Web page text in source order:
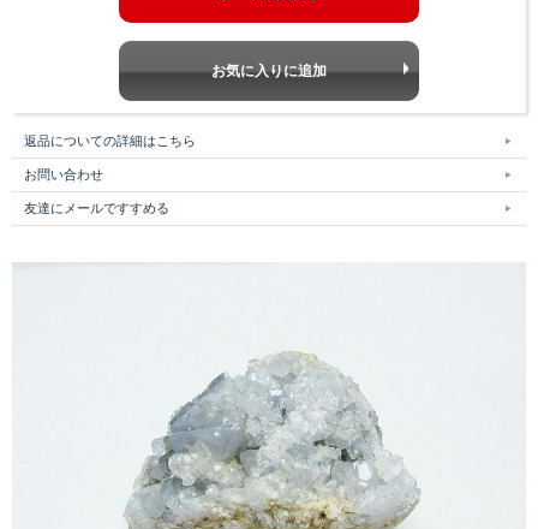
返品についての詳細はこちら
お問い合わせ
友達にメールですすめる